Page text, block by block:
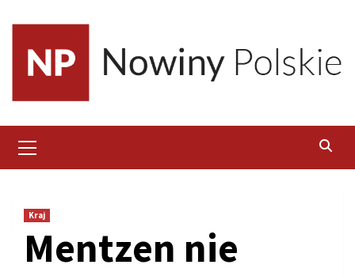
content
Menu
Kraj
Mentzen nie